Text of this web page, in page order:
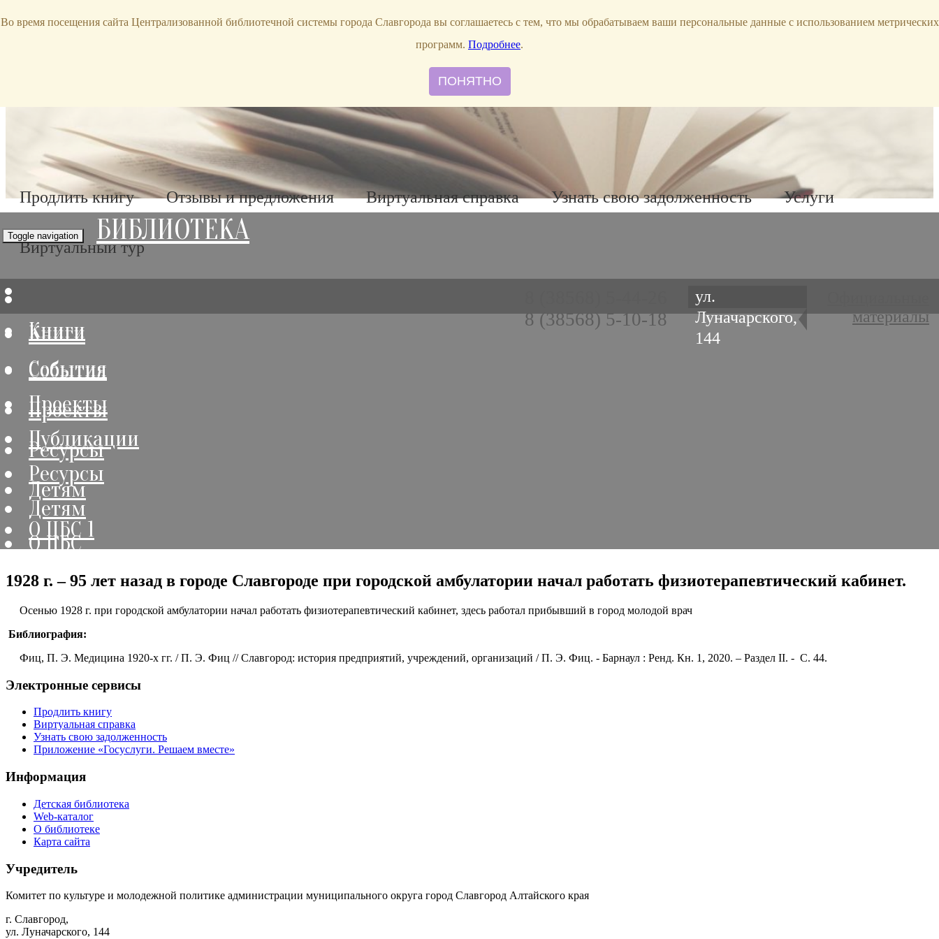
bibl-serv@mail.ru
Продлить книгу Отзывы и предложения Виртуальная справка Узнать свою задолженность Услуги
Виртуальный тур
материалы
ул.
Луначарского,
144
8 (38568) 5-10-18
Книги
События
Проекты
Публикации
Ресурсы
Детям
О ЦБС
Toggle navigation БИБЛИОТЕКА
Книги
События
Проекты
Ресурсы
Детям
О ЦБС 1
1928 г. – 95 лет назад в городе Славгороде при городской амбулатории начал работать физиотерапевтический кабинет.
Осенью 1928 г. при городской амбулатории начал работать физиотерапевтический кабинет, здесь работал прибывший в город молодой врач
Библиография:
Фиц, П. Э. Медицина 1920-х гг. / П. Э. Фиц // Славгород: история предприятий, учреждений, организаций / П. Э. Фиц. - Барнаул : Ренд. Кн. 1, 2020. – Раздел II. - C. 44.
Электронные сервисы
Продлить книгу
Виртуальная справка
Узнать свою задолженность
Приложение «Госуслуги. Решаем вместе»
Информация
Детская библиотека
Web-каталог
О библиотеке
Карта сайта
Учредитель
Комитет по культуре и молодежной политике администрации муниципального округа город Славгород Алтайского края
г. Славгород,
ул. Луначарского, 144
Во время посещения сайта Централизованной библиотечной системы города Славгорода вы соглашаетесь с тем, что мы обрабатываем ваши персональные данные с использованием метрических
программ. Подробнее.
ПОНЯТНО